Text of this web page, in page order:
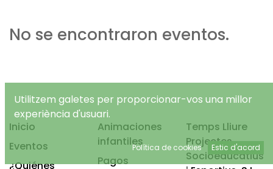
No se encontraron eventos.
Inicio
Eventos
¿Quiénes
Animaciones
infantiles
Pagos
Temps Lliure
Projectes
Socioeducatius
Utilitzem galetes per proporcionar-vos una millor
experiència d'usuari.
Política de cookies Estic d'acord